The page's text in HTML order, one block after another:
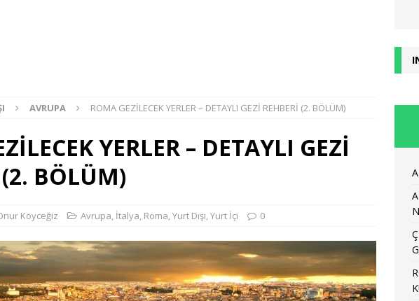
AVRUPA ROMA GEZİLECEK YERLER – DETAYLI GEZİ REHBERİ (2. BÖLÜM)
YERLER – DETAYLI GEZİ
BÖLÜM)
Köyceğiz Avrupa, İtalya, Roma,Yurt Dışı,Yurt İçi 0